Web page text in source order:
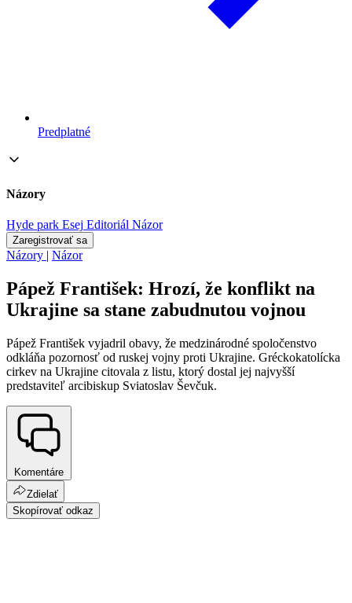
Predplatné
Názory
Hyde park Esej Editoriál Názor
Zaregistrovať sa
Názory | Názor
Pápež František: Hrozí, že konflikt na
Ukrajine sa stane zabudnutou vojnou
Pápež František vyjadril obavy, že medzinárodné spoločenstvo
odkláňa pozornosť od ruskej vojny proti Ukrajine. Gréckokatolícka
cirkev na Ukrajine citovala z listu, ktorý dostal jej najvyšší
predstaviteľ arcibiskup Sviatoslav Ševčuk.
Komentáre
Zdielať
Skopírovať odkaz